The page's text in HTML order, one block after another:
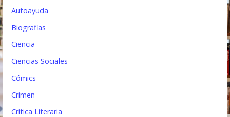
a
a
Autoayuda
Biografias
Ciencia
Ciencias Sociales
Cómics
Crimen
Crítica Literaria